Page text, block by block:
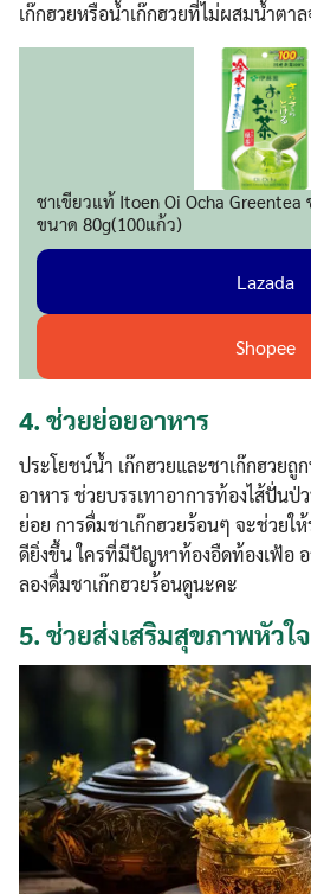
เก๊กฮวยหรือน้ำเก๊กฮวยที่ไม่ผสมน้ำตา
ชาเขียวแท้ Itoen Oi Ocha Greentea
ขนาด 80g(100แก้ว)
Lazada
Shopee
4. ช่วยย่อยอาหาร
ประโยชน์น้ำ เก๊กฮวยและชาเก๊กฮวยถู
อาหาร ช่วยบรรเทาอาการท้องไส้ปั่นป่
ย่อย การดื่มชาเก๊กฮวยร้อนๆ จะช่วยใ
ดียิ่งขึ้น ใครที่มีปัญหาท้องอืดท้องเฟ้อ
ลองดื่มชาเก๊กฮวยร้อนดูนะคะ
5. ช่วยส่งเสริมสุขภาพหัวใจ